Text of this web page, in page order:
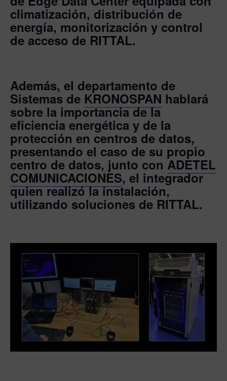
climatización, distribución de
energía, monitorización y control
de acceso de RITTAL.
Además, el departamento de
Sistemas de KRONOSPAN hablará
sobre la importancia de la
eficiencia energética y de la
protección en centros de datos,
presentando el caso de su propio
centro de datos, junto con ADETEL
COMUNICACIONES, el integrador
quien realizó la instalación,
utilizando soluciones de RITTAL.